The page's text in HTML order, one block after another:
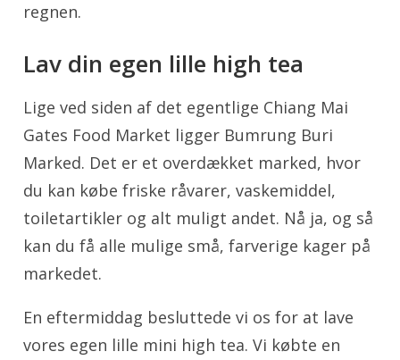
regnen.
Lav din egen lille high tea
Lige ved siden af det egentlige Chiang Mai
Gates Food Market ligger Bumrung Buri
Marked. Det er et overdækket marked, hvor
du kan købe friske råvarer, vaskemiddel,
toiletartikler og alt muligt andet. Nå ja, og så
kan du få alle mulige små, farverige kager på
markedet.
En eftermiddag besluttede vi os for at lave
vores egen lille mini high tea. Vi købte en